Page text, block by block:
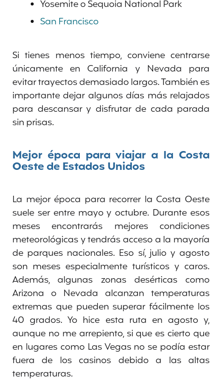
Yosemite o Sequoia National Park
San Francisco
Si tienes menos tiempo, conviene centrarse
únicamente en California y Nevada para
evitar trayectos demasiado largos. También es
importante dejar algunos días más relajados
para descansar y disfrutar de cada parada
sin prisas.
Mejor época para viajar a la Costa
Oeste de Estados Unidos
La mejor época para recorrer la Costa Oeste
suele ser entre mayo y octubre. Durante esos
meses encontrarás mejores condiciones
meteorológicas y tendrás acceso a la mayoría
de parques nacionales. Eso sí, julio y agosto
son meses especialmente turísticos y caros.
Además, algunas zonas desérticas como
Arizona o Nevada alcanzan temperaturas
extremas que pueden superar fácilmente los
40 grados. Yo hice esta ruta en agosto y,
aunque no me arrepiento, si que es cierto que
en lugares como Las Vegas no se podía estar
fuera de los casinos debido a las altas
temperaturas.